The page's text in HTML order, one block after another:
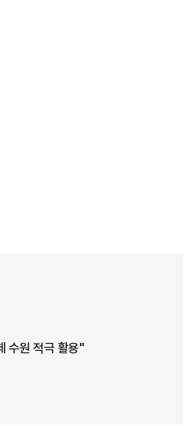
수원 적극 활용"